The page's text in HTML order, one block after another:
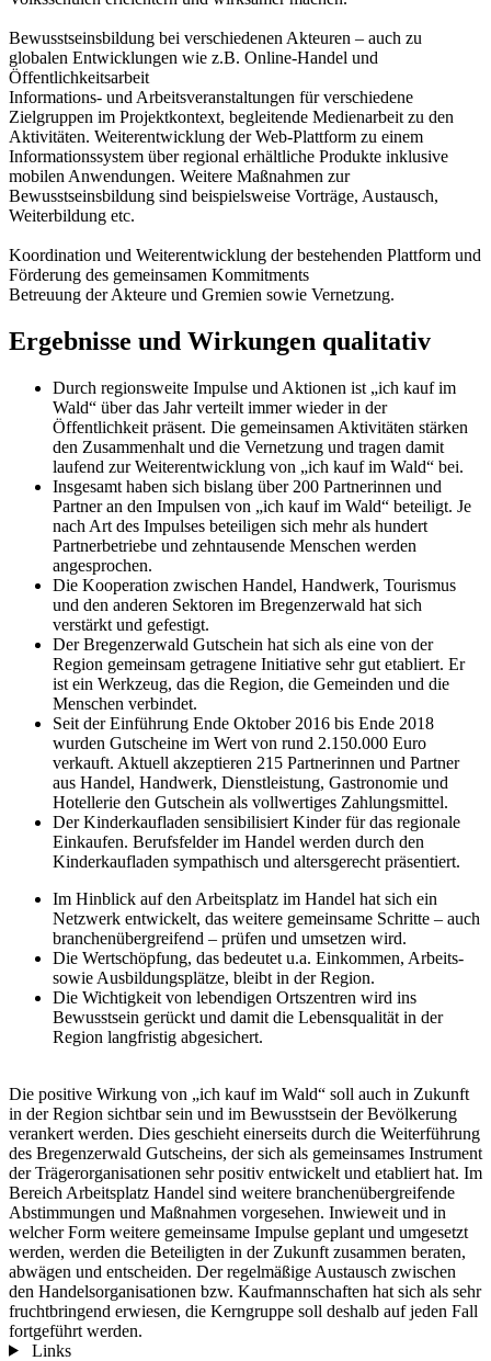
Bewusstseinsbildung bei verschiedenen Akteuren – auch zu
globalen Entwicklungen wie z.B. Online-Handel und
Öffentlichkeitsarbeit
Informations- und Arbeitsveranstaltungen für verschiedene
Zielgruppen im Projektkontext, begleitende Medienarbeit zu den
Aktivitäten. Weiterentwicklung der Web-Plattform zu einem
Informationssystem über regional erhältliche Produkte inklusive
mobilen Anwendungen. Weitere Maßnahmen zur
Bewusstseinsbildung sind beispielsweise Vorträge, Austausch,
Weiterbildung etc.
Koordination und Weiterentwicklung der bestehenden Plattform und
Förderung des gemeinsamen Kommitments
Betreuung der Akteure und Gremien sowie Vernetzung.
Ergebnisse und Wirkungen qualitativ
Durch regionsweite Impulse und Aktionen ist „ich kauf im
Wald“ über das Jahr verteilt immer wieder in der
Öffentlichkeit präsent. Die gemeinsamen Aktivitäten stärken
den Zusammenhalt und die Vernetzung und tragen damit
laufend zur Weiterentwicklung von „ich kauf im Wald“ bei.
Insgesamt haben sich bislang über 200 Partnerinnen und
Partner an den Impulsen von „ich kauf im Wald“ beteiligt. Je
nach Art des Impulses beteiligen sich mehr als hundert
Partnerbetriebe und zehntausende Menschen werden
angesprochen.
Die Kooperation zwischen Handel, Handwerk, Tourismus
und den anderen Sektoren im Bregenzerwald hat sich
verstärkt und gefestigt.
Der Bregenzerwald Gutschein hat sich als eine von der
Region gemeinsam getragene Initiative sehr gut etabliert. Er
ist ein Werkzeug, das die Region, die Gemeinden und die
Menschen verbindet.
Seit der Einführung Ende Oktober 2016 bis Ende 2018
wurden Gutscheine im Wert von rund 2.150.000 Euro
verkauft. Aktuell akzeptieren 215 Partnerinnen und Partner
aus Handel, Handwerk, Dienstleistung, Gastronomie und
Hotellerie den Gutschein als vollwertiges Zahlungsmittel.
Der Kinderkaufladen sensibilisiert Kinder für das regionale
Einkaufen. Berufsfelder im Handel werden durch den
Kinderkaufladen sympathisch und altersgerecht präsentiert.
Im Hinblick auf den Arbeitsplatz im Handel hat sich ein
Netzwerk entwickelt, das weitere gemeinsame Schritte – auch
branchenübergreifend – prüfen und umsetzen wird.
Die Wertschöpfung, das bedeutet u.a. Einkommen, Arbeits-
sowie Ausbildungsplätze, bleibt in der Region.
Die Wichtigkeit von lebendigen Ortszentren wird ins
Bewusstsein gerückt und damit die Lebensqualität in der
Region langfristig abgesichert.
Die positive Wirkung von „ich kauf im Wald“ soll auch in Zukunft
in der Region sichtbar sein und im Bewusstsein der Bevölkerung
verankert werden. Dies geschieht einerseits durch die Weiterführung
des Bregenzerwald Gutscheins, der sich als gemeinsames Instrument
der Trägerorganisationen sehr positiv entwickelt und etabliert hat. Im
Bereich Arbeitsplatz Handel sind weitere branchenübergreifende
Abstimmungen und Maßnahmen vorgesehen. Inwieweit und in
welcher Form weitere gemeinsame Impulse geplant und umgesetzt
werden, werden die Beteiligten in der Zukunft zusammen beraten,
abwägen und entscheiden. Der regelmäßige Austausch zwischen
den Handelsorganisationen bzw. Kaufmannschaften hat sich als sehr
fruchtbringend erwiesen, die Kerngruppe soll deshalb auf jeden Fall
fortgeführt werden.
Links